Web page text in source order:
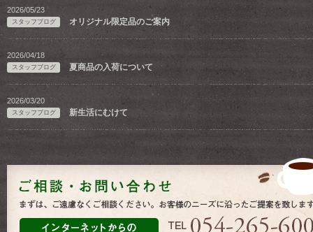
2026/05/23
スタッフブログ オリジナル限定品のご案内
2026/04/18
スタッフブログ 夏商品の入荷について
2026/03/20
スタッフブログ 新生活にむけて